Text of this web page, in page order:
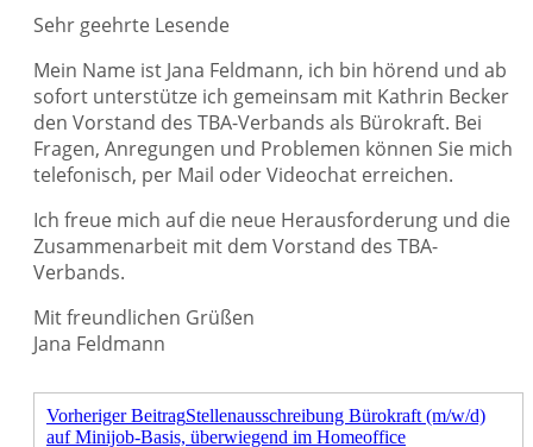
Sehr geehrte Lesende
Mein Name ist Jana Feldmann, ich bin hörend und ab
sofort unterstütze ich gemeinsam mit Kathrin Becker
den Vorstand des TBA-Verbands als Bürokraft. Bei
Fragen, Anregungen und Problemen können Sie mich
telefonisch, per Mail oder Videochat erreichen.
Ich freue mich auf die neue Herausforderung und die
Zusammenarbeit mit dem Vorstand des TBA-
Verbands.
Mit freundlichen Grüßen
Jana Feldmann
Vorheriger BeitragStellenausschreibung Bürokraft (m/w/d)
auf Minijob-Basis, überwiegend im Homeoffice